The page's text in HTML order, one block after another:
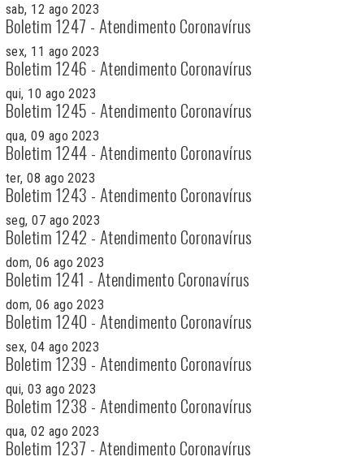
sab, 12 ago 2023
Boletim 1247 - Atendimento Coronavírus
sex, 11 ago 2023
Boletim 1246 - Atendimento Coronavírus
qui, 10 ago 2023
Boletim 1245 - Atendimento Coronavírus
qua, 09 ago 2023
Boletim 1244 - Atendimento Coronavírus
ter, 08 ago 2023
Boletim 1243 - Atendimento Coronavírus
seg, 07 ago 2023
Boletim 1242 - Atendimento Coronavírus
dom, 06 ago 2023
Boletim 1241 - Atendimento Coronavírus
dom, 06 ago 2023
Boletim 1240 - Atendimento Coronavírus
sex, 04 ago 2023
Boletim 1239 - Atendimento Coronavírus
qui, 03 ago 2023
Boletim 1238 - Atendimento Coronavírus
qua, 02 ago 2023
Boletim 1237 - Atendimento Coronavírus